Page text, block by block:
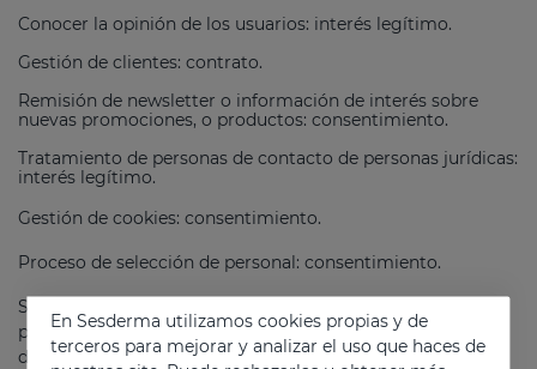
Conocer la opinión de los usuarios: interés legítimo.
Gestión de clientes: contrato.
Remisión de newsletter o información de interés sobre
nuevas promociones, o productos: consentimiento.
Tratamiento de personas de contacto de personas jurídicas:
interés legítimo.
Gestión de cookies: consentimiento.
Proceso de selección de personal: consentimiento.
Servicios personalizados para el Usuario, elaboración de
perfiles, preferencias, análisis, gustos, segmentación,
diseño de nuevos servicios, análisis de localización
En Sesderma utilizamos cookies propias y de
terceros para mejorar y analizar el uso que haces de